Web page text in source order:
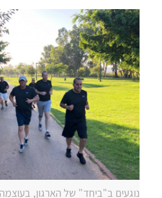
נוגעים ב"ביחד" של הארגון,